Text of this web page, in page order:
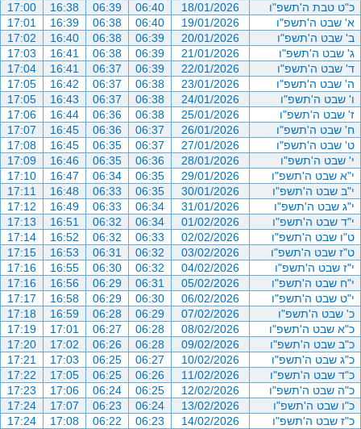
כ"ט טבת ה'תשפ"ו
18/01/2026
06:40
06:39
16:38
17:00
א' שבט ה'תשפ"ו
19/01/2026
06:40
06:38
16:39
17:01
ב' שבט ה'תשפ"ו
20/01/2026
06:39
06:38
16:40
17:02
ג' שבט ה'תשפ"ו
21/01/2026
06:39
06:38
16:41
17:03
ד' שבט ה'תשפ"ו
22/01/2026
06:39
06:37
16:41
17:04
ה' שבט ה'תשפ"ו
23/01/2026
06:38
06:37
16:42
17:05
ו' שבט ה'תשפ"ו
24/01/2026
06:38
06:37
16:43
17:05
ז' שבט ה'תשפ"ו
25/01/2026
06:38
06:36
16:44
17:06
ח' שבט ה'תשפ"ו
26/01/2026
06:37
06:36
16:45
17:07
ט' שבט ה'תשפ"ו
27/01/2026
06:37
06:35
16:45
17:08
י' שבט ה'תשפ"ו
28/01/2026
06:36
06:35
16:46
17:09
י"א שבט ה'תשפ"ו
29/01/2026
06:35
06:34
16:47
17:10
י"ב שבט ה'תשפ"ו
30/01/2026
06:35
06:33
16:48
17:11
י"ג שבט ה'תשפ"ו
31/01/2026
06:34
06:33
16:49
17:12
י"ד שבט ה'תשפ"ו
01/02/2026
06:34
06:32
16:51
17:13
ט"ו שבט ה'תשפ"ו
02/02/2026
06:33
06:32
16:52
17:14
ט"ז שבט ה'תשפ"ו
03/02/2026
06:32
06:31
16:53
17:15
י"ז שבט ה'תשפ"ו
04/02/2026
06:32
06:30
16:55
17:16
י"ח שבט ה'תשפ"ו
05/02/2026
06:31
06:29
16:56
17:16
י"ט שבט ה'תשפ"ו
06/02/2026
06:30
06:29
16:58
17:17
כ' שבט ה'תשפ"ו
07/02/2026
06:29
06:28
16:59
17:18
כ"א שבט ה'תשפ"ו
08/02/2026
06:28
06:27
17:01
17:19
כ"ב שבט ה'תשפ"ו
09/02/2026
06:28
06:26
17:02
17:20
כ"ג שבט ה'תשפ"ו
10/02/2026
06:27
06:25
17:03
17:21
כ"ד שבט ה'תשפ"ו
11/02/2026
06:26
06:25
17:05
17:22
כ"ה שבט ה'תשפ"ו
12/02/2026
06:25
06:24
17:06
17:23
כ"ו שבט ה'תשפ"ו
13/02/2026
06:24
06:23
17:07
17:24
כ"ז שבט ה'תשפ"ו
14/02/2026
06:23
06:22
17:08
17:24